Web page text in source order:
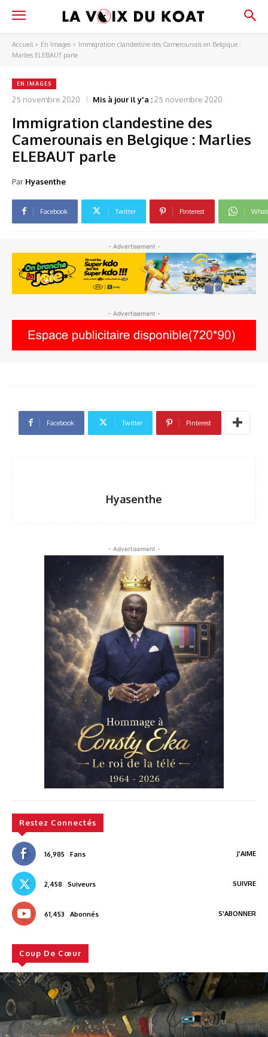
Accueil En Images
Immigration clandestine des Camerounais en Belgique :
Marlies ELEBAUT parle
EN IMAGES
25 novembre 2020 Mis à jour il y'a :25 novembre 2020
Immigration clandestine des
Camerounais en Belgique : Marlies
ELEBAUT parle
Par Hyasenthe
Facebook Twitter Pinterest
- Advertisement -
- Advertisement -
Facebook Twitter Pinterest
Hyasenthe
- Advertisement -
Restez Connectés
16,985 Fans J'AIME
2,458 Suiveurs SUIVRE
61,453 Abonnés S'ABONNER
Coup De Cœur